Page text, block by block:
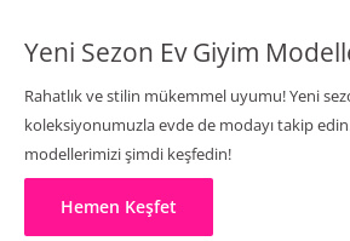
Yeni Sezon Ev Giyim
Rahatlık ve stilin mükemmel uyumu! Yeni
koleksiyonumuzla evde de modayı takip
modellerimizi şimdi keşfedin!
Hemen Keşfet